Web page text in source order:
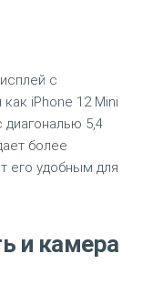
с
iPhone 12 Mini
диагональю 5,4
более
его удобным для
и камера